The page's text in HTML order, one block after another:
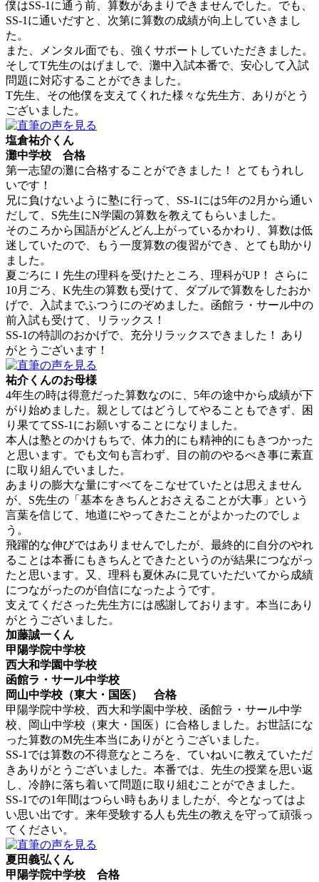
僕はSS-1に通う前、算数があまりできませんでした。でも、
SS-1に通いだすと、次第に算数の成績が向上していきまし
た。
また、メンタル面でも、強くサポートしていただきました。
そしてT先生のはげましで、灘中入試本番で、安心して入試
問題に対応することができました。
T先生、その他僕を支えてくれた様々な先生方、ありがとう
ございました。
塩倉祐介くん
灘中学校 合格
第一志望の灘に合格することができました！ とてもうれし
いです！
兄に負けないように塾に行って、SS-1には5年の2月から通い
だして、S先生にN学園の算数を教えてもらいました。
そのころから国語がどんどん上がっているかわり、算数は低
迷していたので、もう一度算数の復習ができ、とても助かり
ました。
夏ごろにＩ先生の理科を受けたところ、理科がUP！ さらに
10月ごろ、K先生の算数も受けて、ダブルで算数をしたおか
げで、入試までふつうにのぞめました。函館ラ・サール中の
前入試も受けて、リラックス！
SS-1の特訓のおかげで、充分リラックスできました！ あり
がとうございます！
祐介くんのお母様
4年生の時は得意だった算数なのに、5年の途中から成績が下
がり始めました。親としてはどうしてやることもできず、困
り果ててSS-1にお願いすることになりました。
本人は塾とのかけもちで、体力的にも精神的にもきつかった
と思います。でも文句も言わず、目の前のやるべき事に素直
に取り組んでいました。
あまりの膨大な量にすべてをこなせていたとは思えません
が、S先生の「基本をきちんとおさえることが大事」という
言葉を信じて、地道にやってきたことがよかったのでしょ
う。
飛躍的な伸びではありませんでしたが、最終的に自分のやれ
ることは本番にもきちんとできたというのが結果につながっ
たと思います。又、理科も夏休みに見ていただいてから成績
につながったのが自信になったようです。
支えてくださった先生方には感謝しております。本当にあり
がとうございました。
加藤誠一くん
甲陽学院中学校
西大和学園中学校
函館ラ・サール中学校
岡山中学校（東大・国医） 合格
甲陽学院中学校、西大和学園中学校、函館ラ・サール中学
校、岡山中学校（東大・国医）に合格しました。お世話にな
った算数のM先生本当にありがとうございました。
SS-1では算数の不得意なところを、ていねいに教えていただ
きありがとうございました。本番では、先生の授業を思い返
し、冷静に落ち着いて問題に取り組むことができました。
SS-1での1年間はつらい時もありましたが、今となってはよ
い思い出です。来年受験する人も先生の教えを守って頑張っ
てください。
夏田義弘くん
甲陽学院中学校 合格